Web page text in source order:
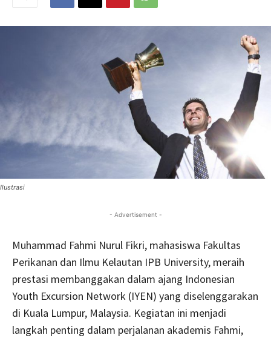
Ilustrasi
- Advertisement -
Muhammad Fahmi Nurul Fikri, mahasiswa Fakultas
Perikanan dan Ilmu Kelautan IPB University, meraih
prestasi membanggakan dalam ajang Indonesian
Youth Excursion Network (IYEN) yang diselenggarakan
di Kuala Lumpur, Malaysia. Kegiatan ini menjadi
langkah penting dalam perjalanan akademis Fahmi,